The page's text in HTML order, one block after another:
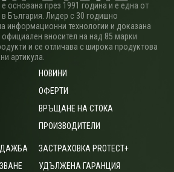
основана през 1991 година и е една от
България. Лидер с 30 годишно
информационни технологии и доказана
вносител на над 85 марки
и се отличава с широка продуктова
артикула.
НОВИНИ
ОФЕРТИ
ВРЪЩАНЕ НА СТОКА
ПРОИЗВОДИТЕЛИ
ЗАСТРАХОВКА PROTECT+
УДЪЛЖЕНА ГАРАНЦИЯ